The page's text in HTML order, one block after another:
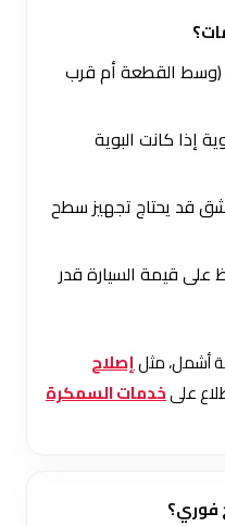
(وسط القطعة أم قرب
إذا كانت البوية
قد يحتاج تجهيز سطح
على قيمة السيارة قدر
أشمل، مثلإصلاح
علىخدمات السمكرة
فوري؟